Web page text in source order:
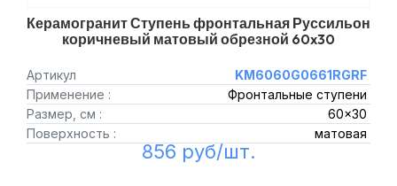
Керамогранит Ступень фронтальная Руссильон
коричневый матовый обрезной 60x30
Артикул
KM6060G0661RGRF
Применение :
Фронтальные ступени
Размер, см :
60x30
Поверхность :
матовая
856 руб/шт.